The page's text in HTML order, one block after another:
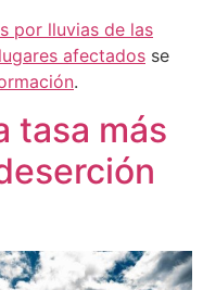
por lluvias de las
afectados se
.
tasa más